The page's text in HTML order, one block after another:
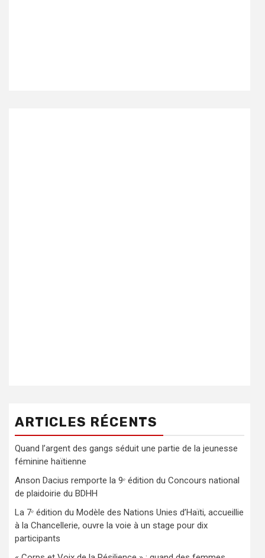
ARTICLES RÉCENTS
Quand l’argent des gangs séduit une partie de la jeunesse
féminine haïtienne
Anson Dacius remporte la 9ᵉ édition du Concours national
de plaidoirie du BDHH
La 7ᵉ édition du Modèle des Nations Unies d’Haïti, accueillie
à la Chancellerie, ouvre la voie à un stage pour dix
participants